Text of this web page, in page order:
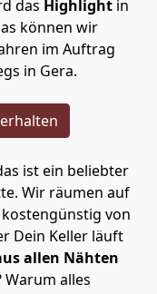
das Highlightin
können wir
im Auftrag
in Gera.
ist ein beliebter
Wir räumen auf
von
Dein Keller läuft
allen Nähten
alles